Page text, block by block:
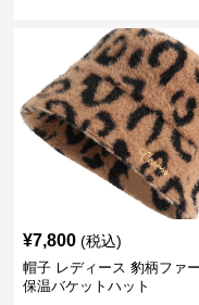
¥7,800 (税込)
帽子 レディース 豹柄ファ
保温バケットハット